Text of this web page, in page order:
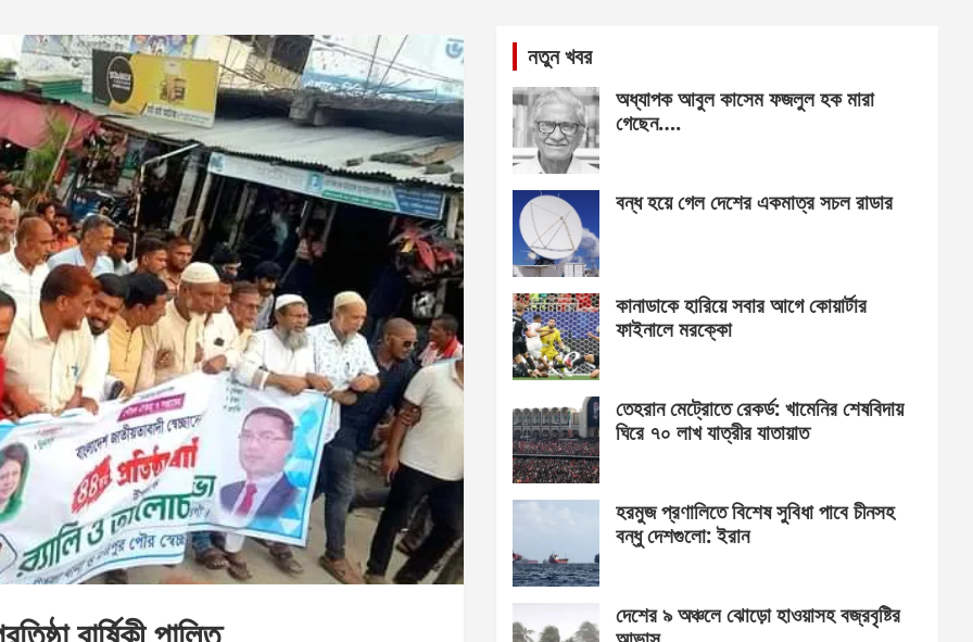
নতুন খবর
অধ্যাপক আবুল কাসেম ফজলুল হক মারা
গেছেন….
বন্ধ হয়ে গেল দেশের একমাত্র সচল রাডার
কানাডাকে হারিয়ে সবার আগে কোয়ার্টার
ফাইনালে মরক্কো
তেহরান মেট্রোতে রেকর্ড: খামেনির শেষবিদায়
ঘিরে ৭০ লাখ যাত্রীর যাতায়াত
হরমুজ প্রণালিতে বিশেষ সুবিধা পাবে চীনসহ
বন্ধু দেশগুলো: ইরান
দেশের ৯ অঞ্চলে ঝোড়ো হাওয়াসহ বজ্রবৃষ্টির